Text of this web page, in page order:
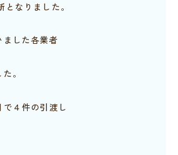
なりました。
した各業者
。
４件の引渡し